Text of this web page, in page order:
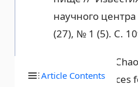
Article Contents
научного
(27), № 1 (5). С.
Danzon P.M.,
price differences